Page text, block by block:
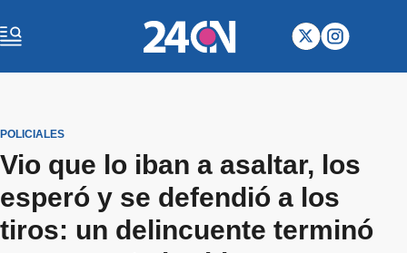
POLICIALES
Vio que lo iban a asaltar, los
esperó y se defendió a los
tiros: un delincuente terminó